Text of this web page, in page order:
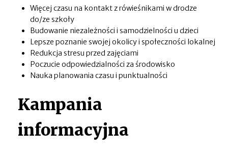
Więcej czasu na kontakt z rówieśnikami w drodze
do/ze szkoły
Budowanie niezależności i samodzielności u dzieci
Lepsze poznanie swojej okolicy i społeczności lokalnej
Redukcja stresu przed zajęciami
Poczucie odpowiedzialności za środowisko
Nauka planowania czasu i punktualności
Kampania
informacyjna